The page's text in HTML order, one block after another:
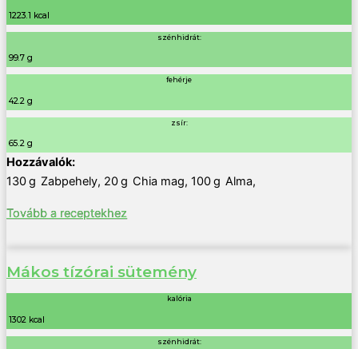
1223.1 kcal
szénhidrát:
99.7 g
fehérje
42.2 g
zsír:
65.2 g
130g Zabpehely, 20g Chia mag, 100g Alma,
Tovább a receptekhez
Mákos tízórai sütemény
kalória
1302 kcal
szénhidrát: